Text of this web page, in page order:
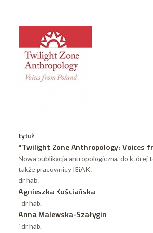
tytuł
"Twilight Zone Anthropology: Voices
Nowa publikacja antropologiczna, do której
także pracownicy IEiAK:
dr hab.
Agnieszka Kościańska
, dr hab.
Anna Malewska-Szałygin
i dr hab.